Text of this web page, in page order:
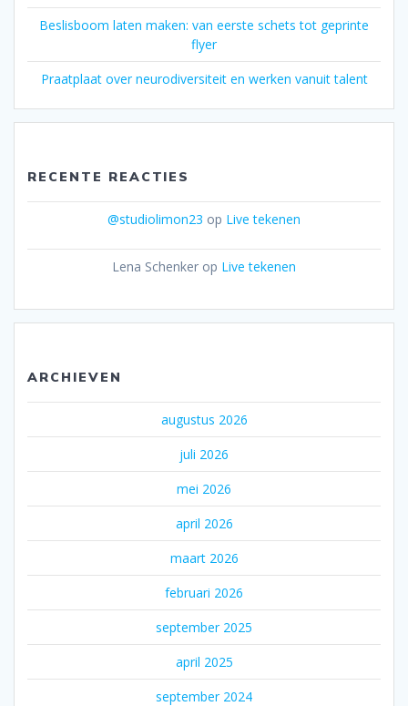
Beslisboom laten maken: van eerste schets tot geprinte
flyer
Praatplaat over neurodiversiteit en werken vanuit talent
RECENTE REACTIES
@studiolimon23 op Live tekenen
Lena Schenker op Live tekenen
ARCHIEVEN
augustus 2026
juli 2026
mei 2026
april 2026
maart 2026
februari 2026
september 2025
april 2025
september 2024